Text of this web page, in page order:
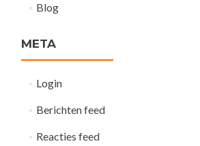
Blog
META
Login
Berichten feed
Reacties feed